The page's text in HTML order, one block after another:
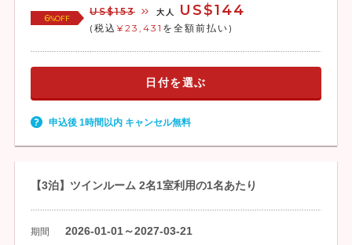
6%OFF
US$153 大人 US$144
(税込 ¥23,431 を全額前払い)
日付を選ぶ
申込後 1時間以内 キャンセル無料
【3泊】ツインルーム 2名1室利用の1名あたり
期間 2026-01-01～2027-03-21